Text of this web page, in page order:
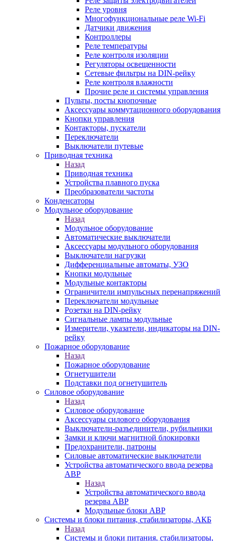
Реле уровня
Многофункциональные реле Wi-Fi
Датчики движения
Контроллеры
Реле температуры
Реле контроля изоляции
Регуляторы освещенности
Сетевые фильтры на DIN-рейку
Реле контроля влажности
Прочие реле и системы управления
Пульты, посты кнопочные
Аксессуары коммутационного оборудования
Кнопки управления
Контакторы, пускатели
Переключатели
Выключатели путевые
Приводная техника
Назад
Приводная техника
Устройства плавного пуска
Преобразователи частоты
Конденсаторы
Модульное оборудование
Назад
Модульное оборудование
Автоматические выключатели
Аксессуары модульного оборудования
Выключатели нагрузки
Дифференциальные автоматы, УЗО
Кнопки модульные
Модульные контакторы
Ограничители импульсных перенапряжений
Переключатели модульные
Розетки на DIN-рейку
Сигнальные лампы модульные
Измерители, указатели, индикаторы на DIN-
рейку
Пожарное оборудование
Назад
Пожарное оборудование
Огнетушители
Подставки под огнетушитель
Силовое оборудование
Назад
Силовое оборудование
Аксессуары силового оборудования
Выключатели-разъединители, рубильники
Замки и ключи магнитной блокировки
Предохранители, патроны
Силовые автоматические выключатели
Устройства автоматического ввода резерва
АВР
Назад
Устройства автоматического ввода
резерва АВР
Модульные блоки АВР
Системы и блоки питания, стабилизаторы, АКБ
Назад
Системы и блоки питания, стабилизаторы,